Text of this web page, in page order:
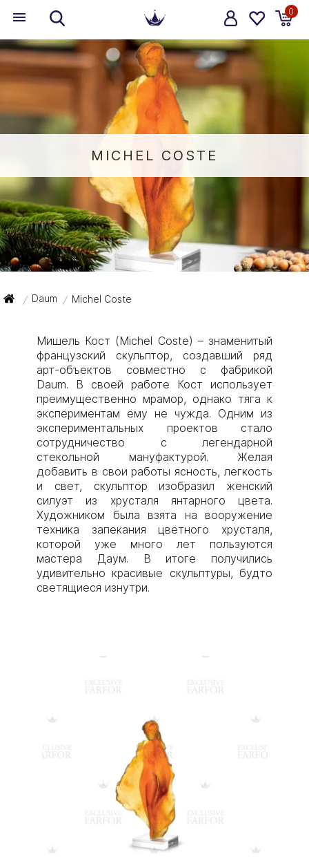
0
MICHEL COSTE
/ Daum / Michel Coste
Мишель Кост (Michel Coste) – знаменитый
французский скульптор, создавший ряд
арт-объектов совместно с фабрикой
Daum. В своей работе Кост использует
преимущественно мрамор, однако тяга к
экспериментам ему не чужда. Одним из
экспериментальных проектов стало
сотрудничество с легендарной
стекольной мануфактурой. Желая
добавить в свои работы ясность, легкость
и свет, скульптор изобразил женский
силуэт из хрусталя янтарного цвета.
Художником была взята на вооружение
техника запекания цветного хрусталя,
которой уже много лет пользуются
мастера Даум. В итоге получились
удивительно красивые скульптуры, будто
светящиеся изнутри.